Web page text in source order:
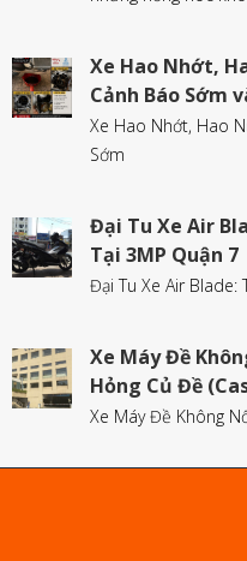
Xe Hao Nhớt,
Cảnh Báo Sớm
Xe Hao Nhớt, Hao
Sớm
Đại Tu Xe Air
Tại 3MP Quận 7
Đại Tu Xe Air Blade:
Xe Máy Đề
Hỏng Củ Đề
Xe Máy Đề Không